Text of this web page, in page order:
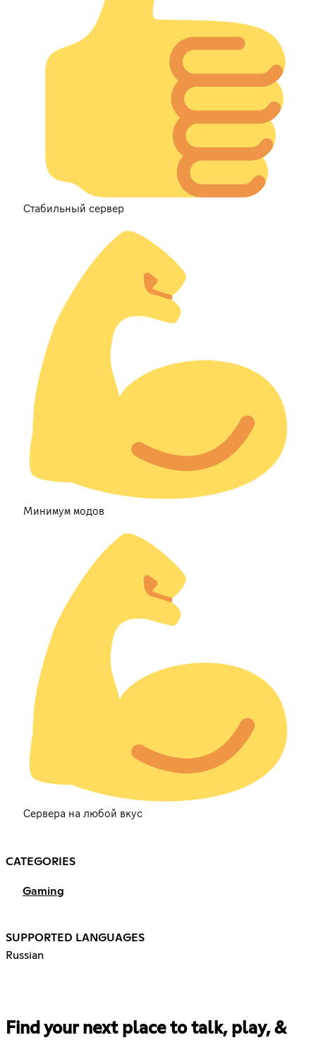
Стабильный сервер
Минимум модов
Сервера на любой вкус
CATEGORIES
Gaming
SUPPORTED LANGUAGES
Russian
Find your next place to talk, play, &